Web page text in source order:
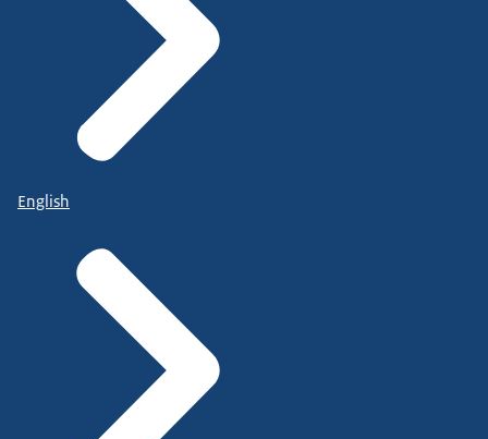
English